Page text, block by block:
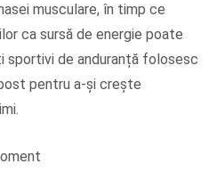
musculare, în timp ce
ca sursă de energie poate
de anduranță folosesc
pentru a-și crește